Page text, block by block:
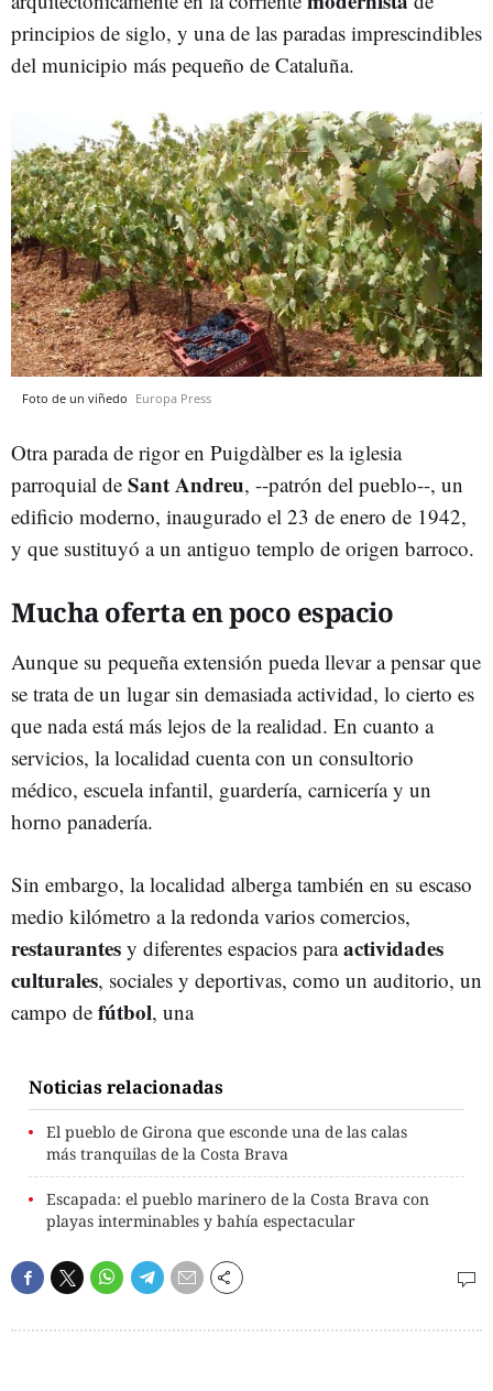
principios de siglo, y una de las paradas imprescindibles
del municipio más pequeño de Cataluña.
Foto de un viñedo Europa Press
Otra parada de rigor en Puigdàlber es la iglesia
parroquial de Sant Andreu, --patrón del pueblo--, un
edificio moderno, inaugurado el 23 de enero de 1942,
y que sustituyó a un antiguo templo de origen barroco.
Mucha oferta en poco espacio
Aunque su pequeña extensión pueda llevar a pensar que
se trata de un lugar sin demasiada actividad, lo cierto es
que nada está más lejos de la realidad. En cuanto a
servicios, la localidad cuenta con un consultorio
médico, escuela infantil, guardería, carnicería y un
horno panadería.
Sin embargo, la localidad alberga también en su escaso
medio kilómetro a la redonda varios comercios,
restaurantes y diferentes espacios paraactividades
culturales, sociales y deportivas, como un auditorio, un
campo de fútbol, una
Noticias relacionadas
El pueblo de Girona que esconde una de las calas
más tranquilas de la Costa Brava
Escapada: el pueblo marinero de la Costa Brava con
playas interminables y bahía espectacular